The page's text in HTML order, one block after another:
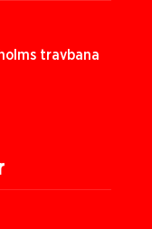
travbana